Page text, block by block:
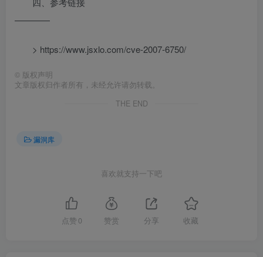
————
> https://www.jsxlo.com/cve-2007-6750/
© 版权声明
文章版权归作者所有，未经允许请勿转载。
THE END
漏洞库
喜欢就支持一下吧
点赞 0 赞赏 分享 收藏